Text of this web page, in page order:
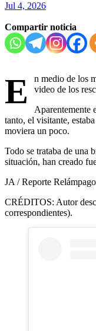
Jul 4, 2026
Compartir noticia
E
n medio de los
video de los
Aparentemente
tanto, el visitante,
moviera un poco.
Todo se trataba de una
situación, han creado
JA / Reporte Relámpago
CRÉDITOS: Autor
correspondientes).